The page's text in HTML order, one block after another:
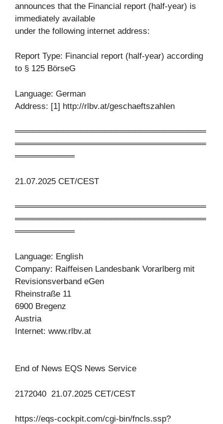
announces that the Financial report (half-year) is
immediately available
under the following internet address:
Report Type: Financial report (half-year) according
to § 125 BörseG
Language: German
Address: [1] http://rlbv.at/geschaeftszahlen
════════════════════════════════
════════════════════════════════
══════════
21.07.2025 CET/CEST
════════════════════════════════
════════════════════════════════
══════════
Language: English
Company: Raiffeisen Landesbank Vorarlberg mit
Revisionsverband eGen
Rheinstraße 11
6900 Bregenz
Austria
Internet: www.rlbv.at
End of News EQS News Service
2172040 21.07.2025 CET/CEST
https://eqs-cockpit.com/cgi-bin/fncls.ssp?